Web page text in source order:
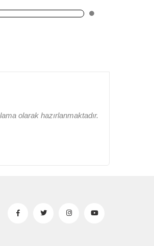
olarak hazırlanmaktadır.